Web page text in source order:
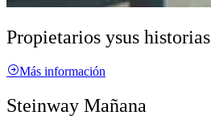
Propietarios ysus historias
Más información
Steinway Mañana